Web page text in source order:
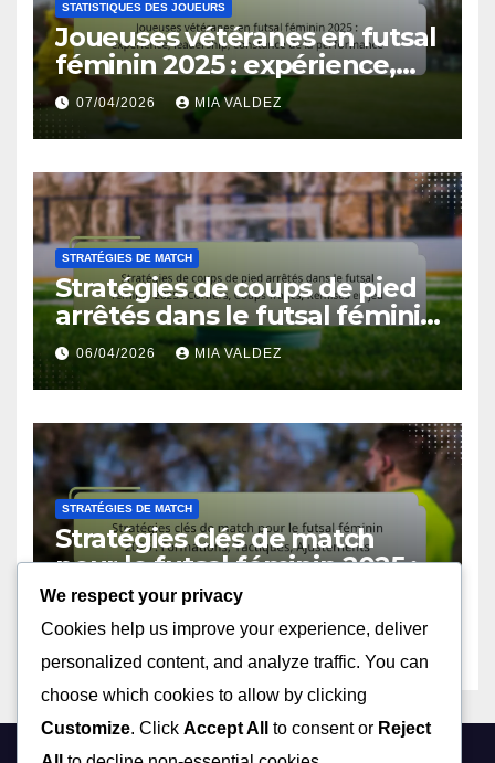
STATISTIQUES DES JOUEURS
Joueuses vétéranes en futsal
féminin 2025 : expérience,
leadership, constance de la
performance
07/04/2026 MIA VALDEZ
STRATÉGIES DE MATCH
Stratégies de coups de pied
arrêtés dans le futsal féminin
2025 : Corners, Coups francs,
Remises en jeu
06/04/2026 MIA VALDEZ
STRATÉGIES DE MATCH
Stratégies clés de match
pour le futsal féminin 2025 :
Formations, Tactiques,
Ajustements
06/04/2026 MIA VALDEZ
We respect your privacy
Cookies help us improve your experience, deliver
personalized content, and analyze traffic. You can
choose which cookies to allow by clicking
Customize. Click Accept All to consent or Reject